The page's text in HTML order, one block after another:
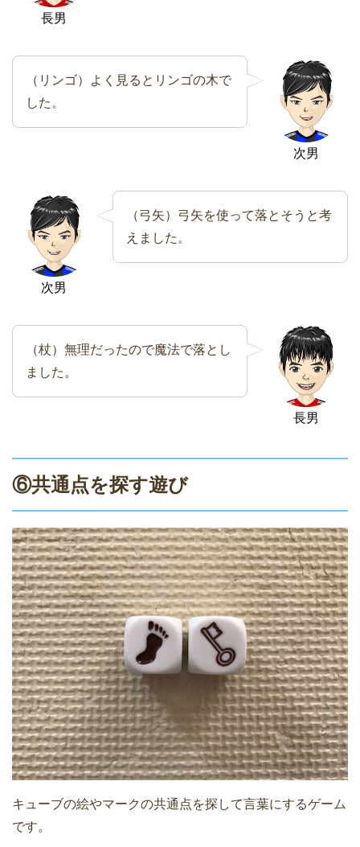
長男
次男
（リンゴ）よく見るとリンゴの木で
した。
次男
（弓矢）弓矢を使って落とそうと考
えました。
長男
（杖）無理だったので魔法で落とし
ました。
⑥共通点を探す遊び
キューブの絵やマークの共通点を探して言葉にするゲーム
です。